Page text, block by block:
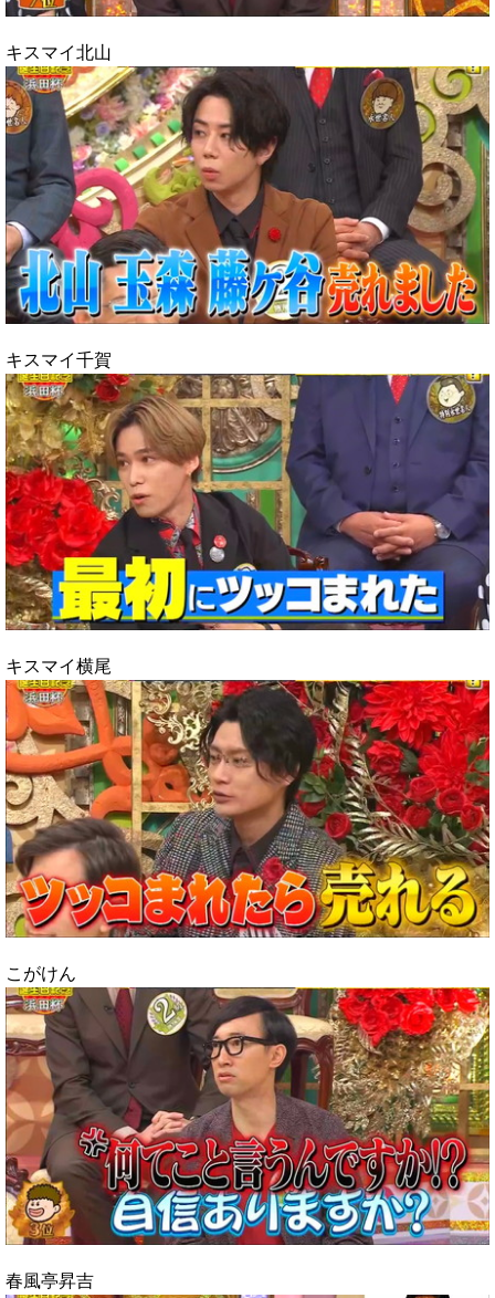
キスマイ北山
キスマイ千賀
キスマイ横尾
こがけん
春風亭昇吉